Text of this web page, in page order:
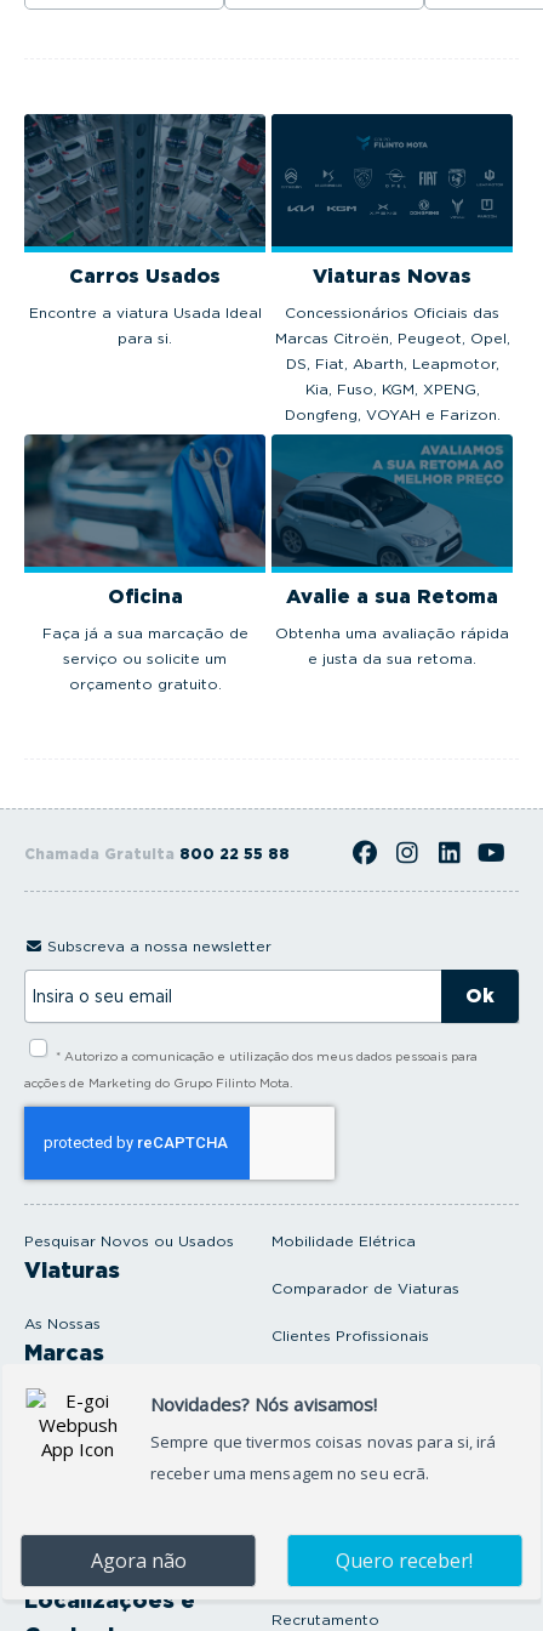
venderam em
excecional,
Fórmula E.
Carros Usados
Encontre a viatura Usada Ideal
para si.
Viaturas Novas
Concessionários Oficiais das
Marcas Citroën, Peugeot, Opel,
DS, Fiat, Abarth, Leapmotor,
Kia, Fuso, KGM, XPENG,
Dongfeng, VOYAH e Farizon.
Oficina
Faça já a sua marcação de
serviço ou solicite um
orçamento gratuito.
Avalie a sua Retoma
Obtenha uma avaliação rápida
e justa da sua retoma.
Chamada Gratuita 800 22 55 88
Pesquisar Novos ou Usados
Viaturas
As Nossas
Marcas
Produtos e serviços
Oficina
Onde Estamos
Localizações e
Mobilidade Elétrica
Comparador de Viaturas
Clientes Profissionais
Seguros Protector
Artigos e Notícias
Recrutamento
Subscreva a nossa newsletter
s
* Autorizo a comunicação e utilização dos meus dados pessoais para
acções de Marketing do Grupo Filinto Mota.